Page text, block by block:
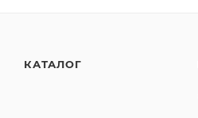
КАТАЛОГ